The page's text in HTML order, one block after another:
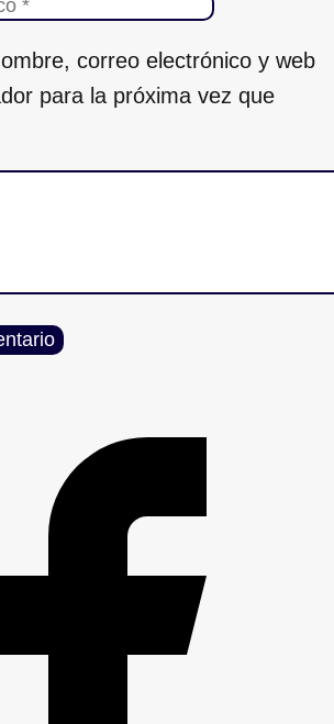
correo electrónico y web
para la próxima vez que